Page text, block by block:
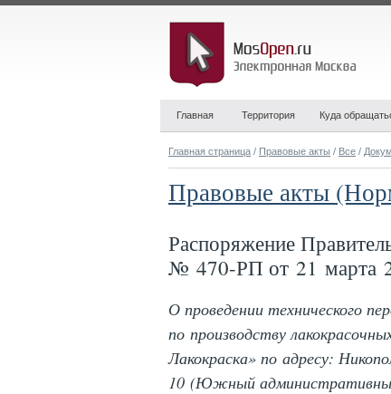
Главная Территория Куда
Главная страница / Правовые акты / Все /
Правовые акты
Распоряжение
№ 470-РП от 21 марта
О проведении технического
по производству
Лакокраска» по адресу:
10 (Южный